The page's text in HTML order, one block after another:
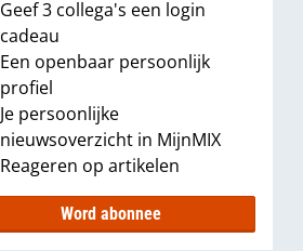
Geef 3 collega's een login
cadeau
Een openbaar persoonlijk
profiel
Je persoonlijke
nieuwsoverzicht in MijnMIX
Reageren op artikelen
Word abonnee